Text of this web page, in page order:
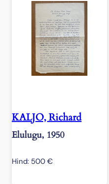
KALJO, Richard
Elulugu, 1950
Hind: 500 €